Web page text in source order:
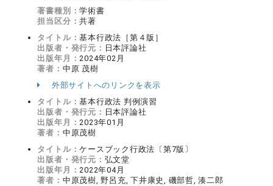
著書種別：学術書
担当区分：共著
タイトル：基本行政法［第４版］
出版者・発行元： 日本評論社
出版年月：2024年02月
著者： 中原 茂樹
外部サイトへのリンクを表示
タイトル：基本行政法 判例演習
出版者・発行元： 日本評論社
出版年月：2023年01月
著者： 中原茂樹
タイトル：ケースブック行政法〔第7版〕
出版者・発行元： 弘文堂
出版年月：2022年04月
著者： 中原茂樹, 野呂充, 下井康史, 磯部哲, 湊二郎